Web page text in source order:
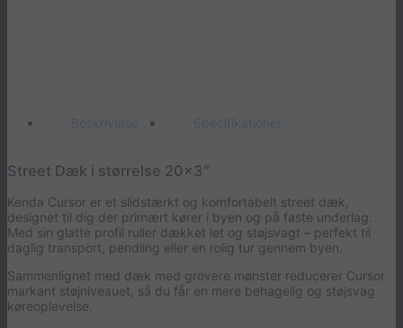
Beskrivelse Specifikationer
Street Dæk i størrelse 20×3″
Kenda Cursor er et slidstærkt og komfortabelt street dæk,
designet til dig der primært kører i byen og på faste underlag.
Med sin glatte profil ruller dækket let og støjsvagt – perfekt til
daglig transport, pendling eller en rolig tur gennem byen.
Sammenlignet med dæk med grovere mønster reducerer Cursor
markant støjniveauet, så du får en mere behagelig og støjsvag
køreoplevelse.